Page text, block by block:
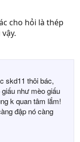
cho hỏi là thép
skd11 thôi bác,
như mèo giấu
k quan tâm lắm!
đập nó càng